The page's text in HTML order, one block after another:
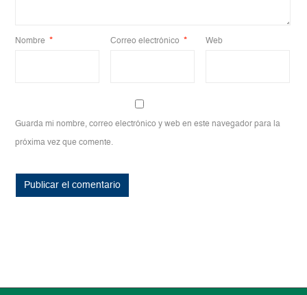
Nombre * Correo electrónico * Web
Guarda mi nombre, correo electrónico y web en este navegador para la
próxima vez que comente.